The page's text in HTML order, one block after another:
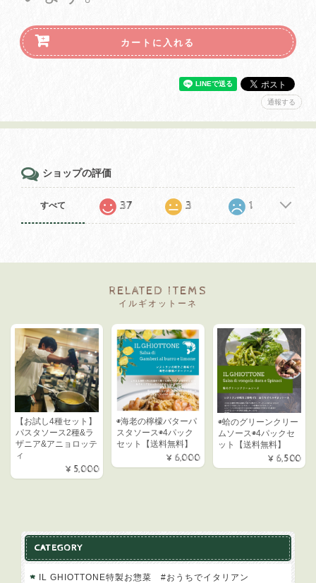
カートに入れる
通報する
ショップの評価
すべて 37 3 1
RELATED ITEMS
イルギオットーネ
【お試し4種セット】
パスタソース2種&ラ
ザニア&アニョロッテ
ィ
¥5,000
◉海老の檸檬バターパ
スタソース◉4パック
セット【送料無料】
¥6,000
◉蛤のグリーンクリー
ムソース◉4パックセ
ット【送料無料】
¥6,500
CATEGORY
IL GHIOTTONE特製お惣菜 #おうちでイタリアン